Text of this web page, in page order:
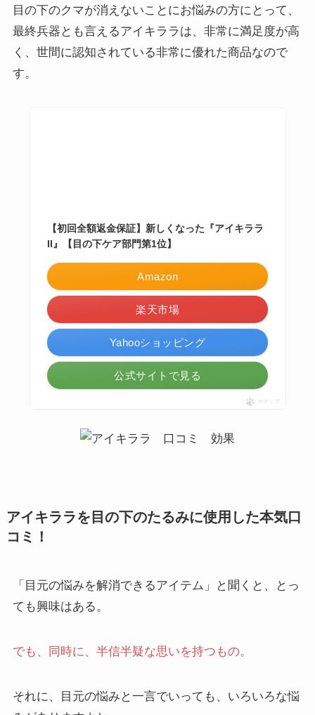
目の下のクマが消えないことにお悩みの方にとって、
最終兵器とも言えるアイキララは、非常に満足度が高
く、世間に認知されている非常に優れた商品なので
す。
【初回全額返金保証】新しくなった『アイキララ
II』【目の下ケア部門第1位】
Amazon
楽天市場
Yahooショッピング
公式サイトで見る
ポチップ
アイキララを目の下のたるみに使用した本気口
コミ！
「目元の悩みを解消できるアイテム」と聞くと、とっ
ても興味はある。
でも、同時に、半信半疑な思いを持つもの。
それに、目元の悩みと一言でいっても、いろいろな悩